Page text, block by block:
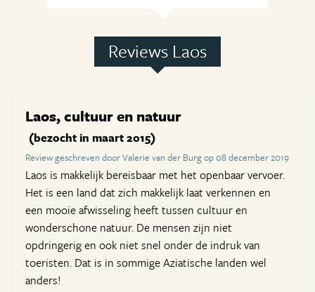
Reviews Laos
Laos, cultuur en natuur
(bezocht in maart 2015)
Review geschreven door Valerie van der Burg op 08 december 2019
Laos is makkelijk bereisbaar met het openbaar vervoer.
Het is een land dat zich makkelijk laat verkennen en
een mooie afwisseling heeft tussen cultuur en
wonderschone natuur. De mensen zijn niet
opdringerig en ook niet snel onder de indruk van
toeristen. Dat is in sommige Aziatische landen wel
anders!